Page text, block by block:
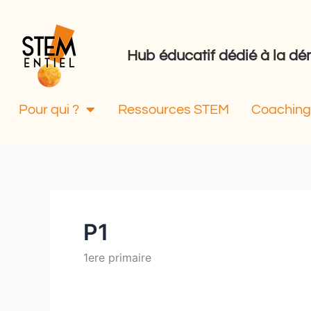
contenu
Hub éducatif dédié à la
Pour qui ? Ressources STEM
P1
1ere primaire